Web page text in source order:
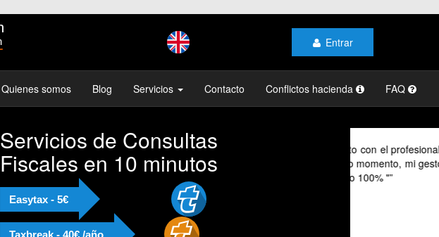
Entrar
Quienes somos Blog Servicios Contacto Conflictos hacienda FAQ
Servicios de Consultas
Fiscales en 10 minutos
Easytax - 5€
Taxbreak - 40€ /año
As a digital
their advice
cannot speak
valuable tool
exceptional
and beyond